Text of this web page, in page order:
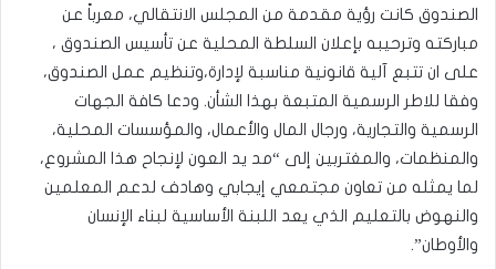
الصندوق كانت رؤية مقدمة من المجلس الانتقالي، معرباً عن
مباركته وترحيبه بإعلان السلطة المحلية عن تأسيس الصندوق ،
على ان تتبع آلية قانونية مناسبة لإدارة،وتنظيم عمل الصندوق،
وفقا للاطر الرسمية المتبعة بهذا الشأن. ودعا كافة الجهات
الرسمية والتجارية، ورجال المال والأعمال، والمؤسسات المحلية،
والمنظمات، والمغتربين إلى “مد يد العون لإنجاح هذا المشروع،
لما يمثله من تعاون مجتمعي إيجابي وهادف لدعم المعلمين
والنهوض بالتعليم الذي يعد اللبنة الأساسية لبناء الإنسان
والأوطان”.